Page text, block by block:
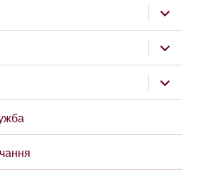
підменю
підменю
підменю